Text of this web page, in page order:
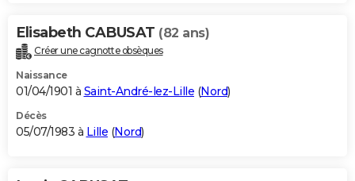
Elisabeth CABUSAT (82 ans)
Créer une cagnotte obsèques
Naissance
01/04/1901 à Saint-André-lez-Lille (Nord)
Décès
05/07/1983 à Lille (Nord)